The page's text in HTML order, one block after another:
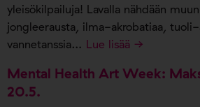
yleisökilpailuja! Lavalla nähdään
jongleerausta, ilma-akrobatiaa, tuoli-
vannetanssia… Lue lisää →
Mental Health Art Week:
20.5.